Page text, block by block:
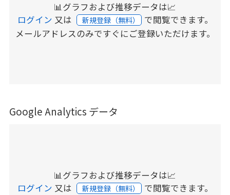
📊グラフおよび推移データは📈
ログイン 又は 新規登録（無料） で閲覧できます。
メールアドレスのみですぐにご登録いただけます。
Google Analytics データ
📊グラフおよび推移データは📈
ログイン 又は 新規登録（無料） で閲覧できます。